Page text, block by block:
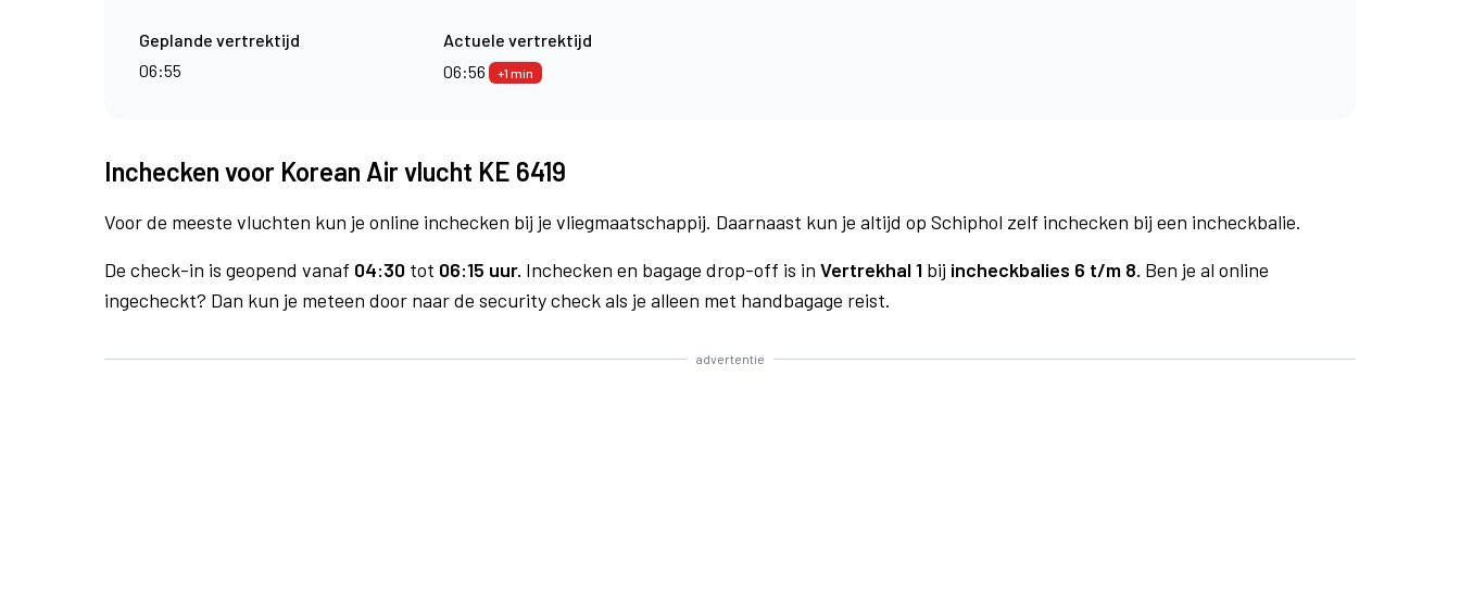
Geplande vertrektijd
06:55
Actuele vertrektijd
06:56
+1 min
Inchecken voor Korean Air vlucht KE 6419
Voor de meeste vluchten kun je online inchecken bij je vliegmaatschappij. Daarnaast kun je altijd op Schiphol zelf inchecken bij een incheckbalie.
De check-in is geopend vanaf 04:30 tot 06:15 uur. Inchecken en bagage drop-off is in Vertrekhal 1 bij incheckbalies 6 t/m 8. Ben je al online
ingecheckt? Dan kun je meteen door naar de security check als je alleen met handbagage reist.
advertentie